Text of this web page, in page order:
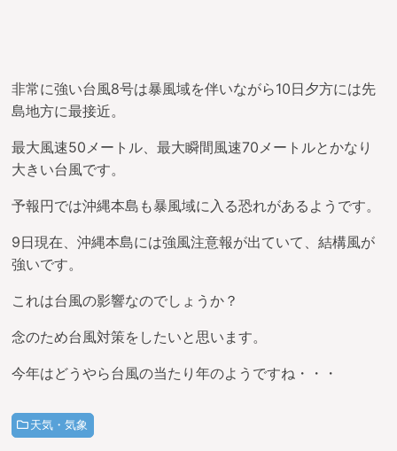
非常に強い台風8号は暴風域を伴いながら10日夕方には先
島地方に最接近。
最大風速50メートル、最大瞬間風速70メートルとかなり
大きい台風です。
予報円では沖縄本島も暴風域に入る恐れがあるようです。
9日現在、沖縄本島には強風注意報が出ていて、結構風が
強いです。
これは台風の影響なのでしょうか？
念のため台風対策をしたいと思います。
今年はどうやら台風の当たり年のようですね・・・
天気・気象